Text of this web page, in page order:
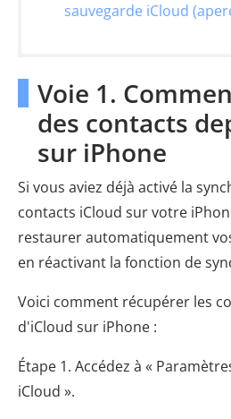
sauvegarde iCloud
Voie 1.
des contacts
sur iPhone
Si vous aviez déjà activé la
contacts iCloud sur votre
restaurer automatiquement
en réactivant la fonction de
Voici comment récupérer les
d'iCloud sur iPhone :
Étape 1. Accédez à «
iCloud ».